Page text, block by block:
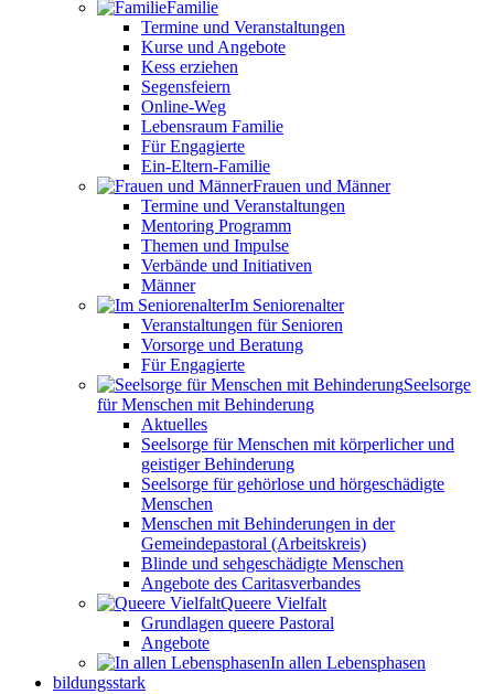
Familie
Termine und Veranstaltungen
Kurse und Angebote
Kess erziehen
Segensfeiern
Online-Weg
Lebensraum Familie
Für Engagierte
Ein-Eltern-Familie
Frauen und Männer
Termine und Veranstaltungen
Mentoring Programm
Themen und Impulse
Verbände und Initiativen
Männer
Im Seniorenalter
Veranstaltungen für Senioren
Vorsorge und Beratung
Für Engagierte
Seelsorge
für Menschen mit Behinderung
Aktuelles
Seelsorge für Menschen mit körperlicher und
geistiger Behinderung
Seelsorge für gehörlose und hörgeschädigte
Menschen
Menschen mit Behinderungen in der
Gemeindepastoral (Arbeitskreis)
Blinde und sehgeschädigte Menschen
Angebote des Caritasverbandes
Queere Vielfalt
Grundlagen queere Pastoral
Angebote
In allen Lebensphasen
bildungsstark